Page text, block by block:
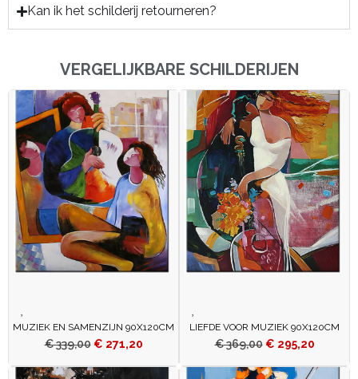
Kan ik het schilderij retourneren?
VERGELIJKBARE SCHILDERIJEN
MUZIEK EN SAMENZIJN 90X120CM
€339,00 € 271,20
LIEFDE VOOR MUZIEK 90X120CM
€369,00 € 295,20